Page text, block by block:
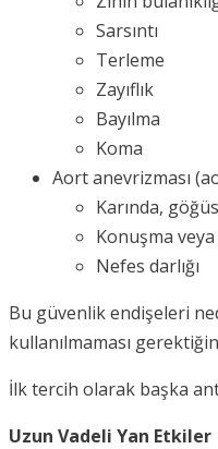
Sarsıntı
Terleme
Zayıflık
Bayılma
Koma
Aort anevrizması
Karında,
Konuşma
Nefes darlığı
Bu güvenlik endişeleri
kullanılmaması
İlk tercih olarak başka
Uzun Vadeli Yan Etkiler